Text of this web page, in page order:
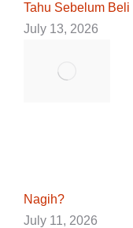
Tahu Sebelum Beli
July 13, 2026
Nagih?
July 11, 2026